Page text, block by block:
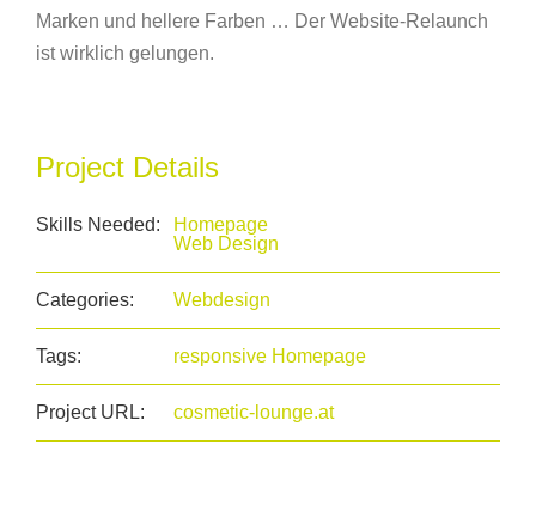
Marken und hellere Farben … Der Website-Relaunch
ist wirklich gelungen.
Project Details
Skills Needed:
Homepage
Web Design
Categories: Webdesign
Tags: responsive Homepage
Project URL: cosmetic-lounge.at